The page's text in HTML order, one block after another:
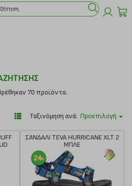
70 προϊόντα.
Ταξινόμηση ανά: Προεπιλογή
ΣΑΝΔΑΛΙ TEVA HURRICANE XLT 2
ΜΠΛΕ